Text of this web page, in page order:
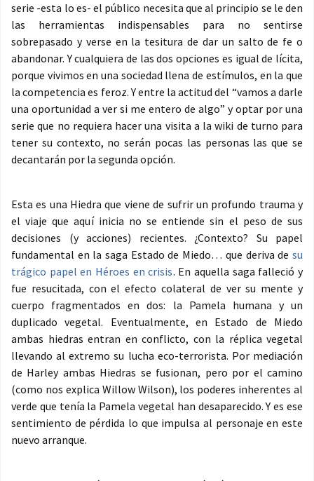
serie -esta lo es- el público necesita que al principio se le den
las herramientas indispensables para no sentirse
sobrepasado y verse en la tesitura de dar un salto de fe o
abandonar. Y cualquiera de las dos opciones es igual de lícita,
porque vivimos en una sociedad llena de estímulos, en la que
la competencia es feroz. Y entre la actitud del “vamos a darle
una oportunidad a ver si me entero de algo” y optar por una
serie que no requiera hacer una visita a la wiki de turno para
tener su contexto, no serán pocas las personas las que se
decantarán por la segunda opción.
Esta es una Hiedra que viene de sufrir un profundo trauma y
el viaje que aquí inicia no se entiende sin el peso de sus
decisiones (y acciones) recientes. ¿Contexto? Su papel
fundamental en la saga Estado de Miedo… que deriva de su
trágico papel en Héroes en crisis. En aquella saga falleció y
fue resucitada, con el efecto colateral de ver su mente y
cuerpo fragmentados en dos: la Pamela humana y un
duplicado vegetal. Eventualmente, en Estado de Miedo
ambas hiedras entran en conflicto, con la réplica vegetal
llevando al extremo su lucha eco-terrorista. Por mediación
de Harley ambas Hiedras se fusionan, pero por el camino
(como nos explica Willow Wilson), los poderes inherentes al
verde que tenía la Pamela vegetal han desaparecido. Y es ese
sentimiento de pérdida lo que impulsa al personaje en este
nuevo arranque.